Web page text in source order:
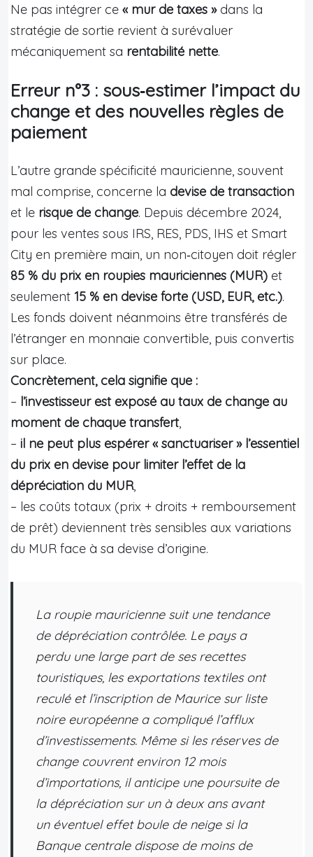
Ne pas intégrer ce « mur de taxes »dans la
stratégie de sortie revient à surévaluer
mécaniquement sa rentabilité nette.
Erreur n°3 : sous‑estimer l’impact du
change et des nouvelles règles de
paiement
L’autre grande spécificité mauricienne, souvent
mal comprise, concerne la devise de transaction
et le risque de change. Depuis décembre 2024,
pour les ventes sous IRS, RES, PDS, IHS et Smart
City en première main, un non‑citoyen doit régler
85 % du prix en roupies mauriciennes (MUR) et
seulement 15 % en devise forte (USD, EUR, etc.).
Les fonds doivent néanmoins être transférés de
l’étranger en monnaie convertible, puis convertis
sur place.
Concrètement, cela signifie que :
– l’investisseur est exposé au taux de change au
moment de chaque transfert,
– il ne peut plus espérer « sanctuariser » l’essentiel
du prix en devise pour limiter l’effet de la
dépréciation du MUR,
– les coûts totaux (prix + droits + remboursement
de prêt) deviennent très sensibles aux variations
du MUR face à sa devise d’origine.
La roupie mauricienne suit une tendance
de dépréciation contrôlée. Le pays a
perdu une large part de ses recettes
touristiques, les exportations textiles ont
reculé et l’inscription de Maurice sur liste
noire européenne a compliqué l’afflux
d’investissements. Même si les réserves de
change couvrent environ 12 mois
d’importations, il anticipe une poursuite de
la dépréciation sur un à deux ans avant
un éventuel effet boule de neige si la
Banque centrale dispose de moins de